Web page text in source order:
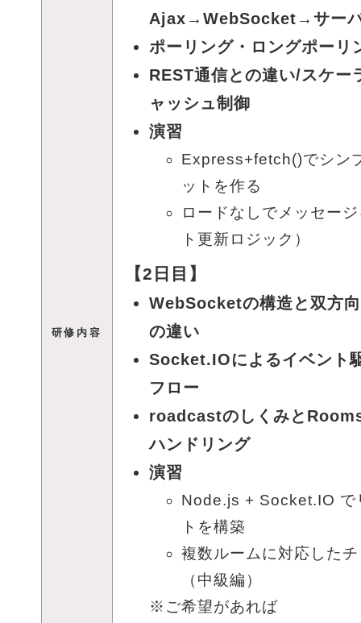
研修内容
Ajax→WebSocket→サーバ
ポーリング・ロングポーリ
REST通信との違い/スケー
ャッシュ制御
演習
Express+fetch()でシン
ットを作る
ロードなしでメッセー
ト更新ロジック）
【2日目】
WebSocketの構造と双方
の違い
Socket.IOによるイベント
フロー
roadcastのしくみと
ハンドリング
演習
Node.js + Socket.IO で
トを構築
複数ルームに対応した
（中級編）
※ご希望があれば